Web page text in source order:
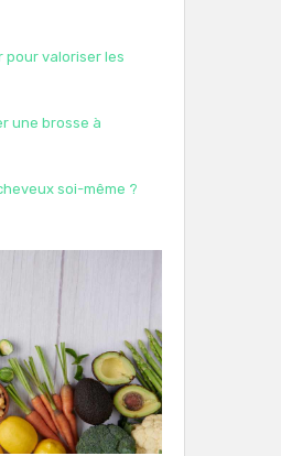
pour valoriser les
une brosse à
soi-même ?